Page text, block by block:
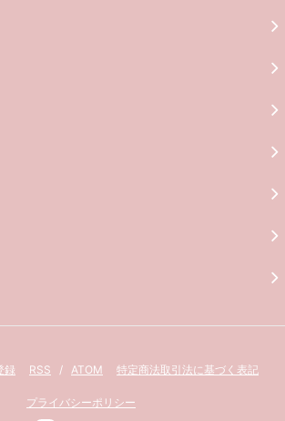
録 RSS / ATOM 特定商法取引法に基づく表記
プライバシーポリシー